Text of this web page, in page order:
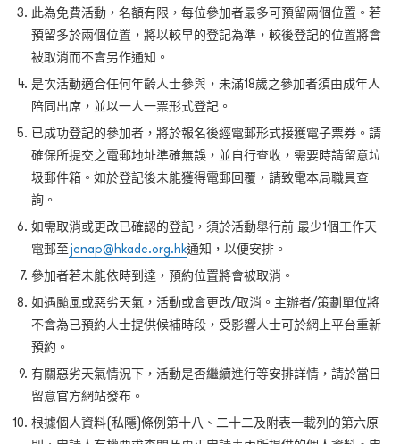
此為免費活動，名額有限，每位參加者最多可預留兩個位置。若
預留多於兩個位置，將以較早的登記為準，較後登記的位置將會
被取消而不會另作通知。
是次活動適合任何年齡人士參與，未滿18歲之參加者須由成年人
陪同出席，並以一人一票形式登記。
已成功登記的參加者，將於報名後經電郵形式接獲電子票券。請
確保所提交之電郵地址準確無誤，並自行查收，需要時請留意垃
圾郵件箱。如於登記後未能獲得電郵回覆，請致電本局職員查
詢。
如需取消或更改已確認的登記，須於活動舉行前 最少1個工作天
電郵至jcnap@hkadc.org.hk通知，以便安排。
參加者若未能依時到達，預約位置將會被取消。
如遇颱風或惡劣天氣，活動或會更改/取消。主辦者/策劃單位將
不會為已預約人士提供候補時段，受影響人士可於網上平台重新
預約。
有關惡劣天氣情況下，活動是否繼續進行等安排詳情，請於當日
留意官方網站發布。
根據個人資料(私隱)條例第十八、二十二及附表一載列的第六原